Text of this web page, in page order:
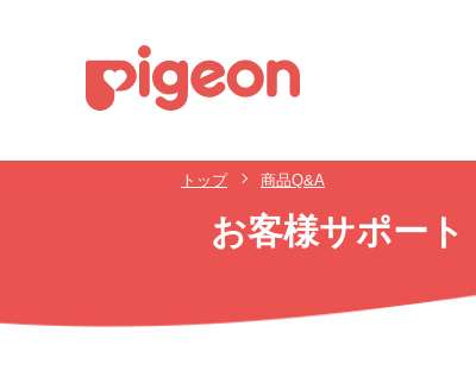
トップ 商品Q&A
お客様サポート